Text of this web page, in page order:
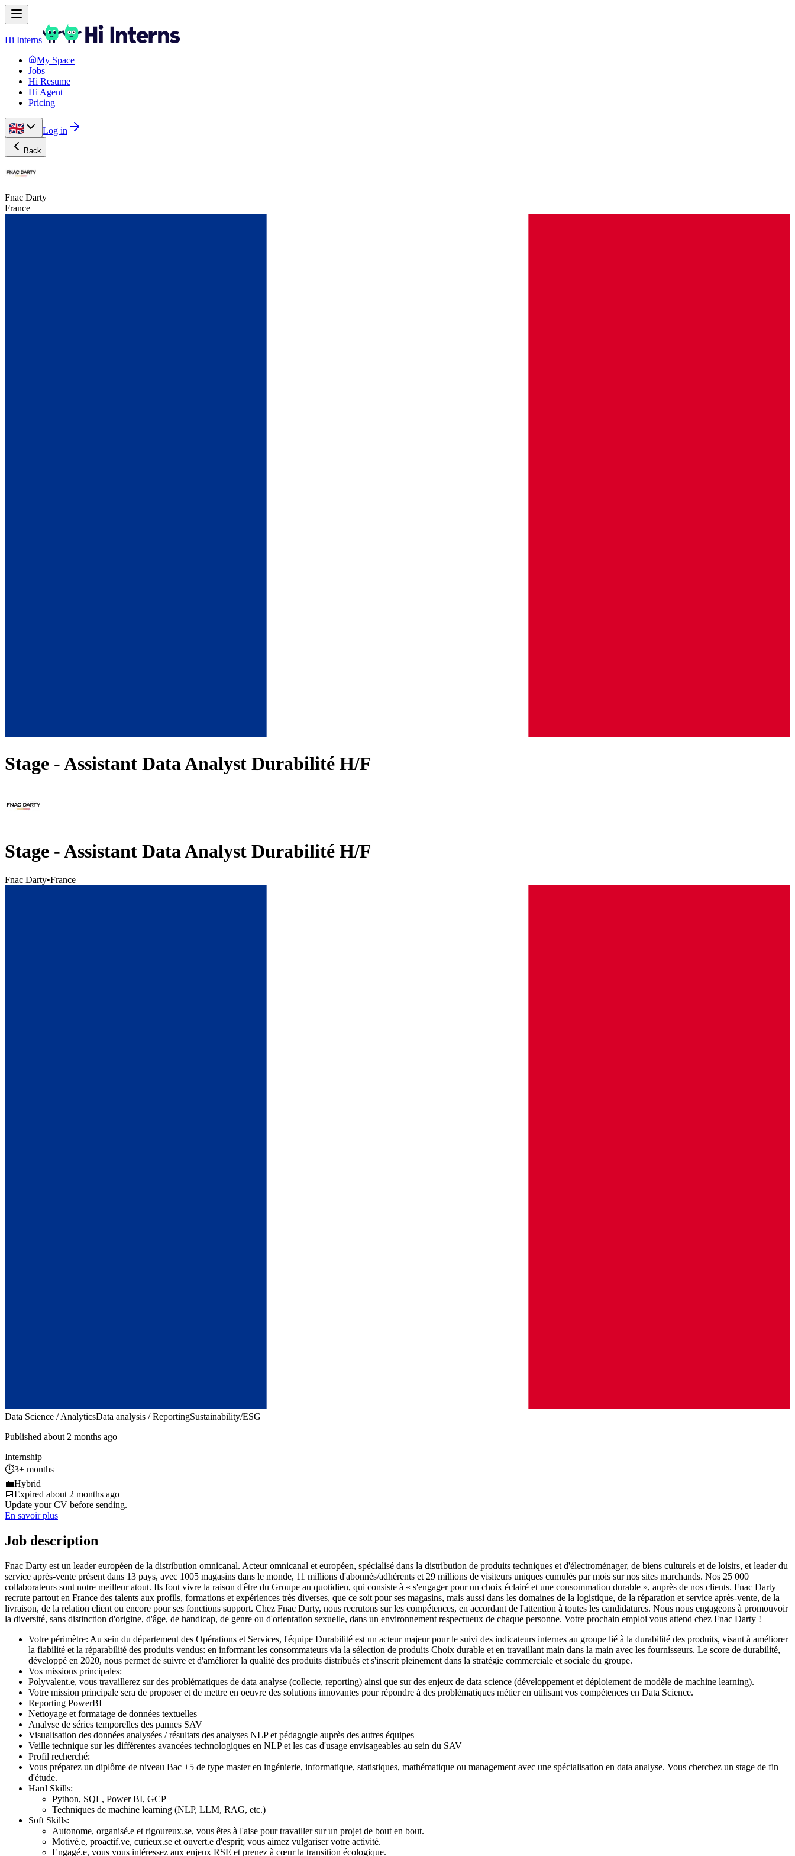
Hi Interns
My Space
Jobs
Hi Resume
Hi Agent
Pricing
Log in
Back
Fnac Darty
France
Stage - Assistant Data Analyst Durabilité H/F
Stage - Assistant Data Analyst Durabilité H/F
Fnac Darty•France
Data Science / AnalyticsData analysis / ReportingSustainability/ESG
Published about 2 months ago
Internship
⏱️3+ months
💼Hybrid
📅Expired about 2 months ago
Update your CV before sending.
En savoir plus
Job description
Fnac Darty est un leader européen de la distribution omnicanal. Acteur omnicanal et européen, spécialisé dans la distribution de produits techniques et d'électroménager, de biens culturels et de loisirs, et leader du
service après-vente présent dans 13 pays, avec 1005 magasins dans le monde, 11 millions d'abonnés/adhérents et 29 millions de visiteurs uniques cumulés par mois sur nos sites marchands. Nos 25 000
collaborateurs sont notre meilleur atout. Ils font vivre la raison d'être du Groupe au quotidien, qui consiste à « s'engager pour un choix éclairé et une consommation durable », auprès de nos clients. Fnac Darty
recrute partout en France des talents aux profils, formations et expériences très diverses, que ce soit pour ses magasins, mais aussi dans les domaines de la logistique, de la réparation et service après-vente, de la
livraison, de la relation client ou encore pour ses fonctions support. Chez Fnac Darty, nous recrutons sur les compétences, en accordant de l'attention à toutes les candidatures. Nous nous engageons à promouvoir
la diversité, sans distinction d'origine, d'âge, de handicap, de genre ou d'orientation sexuelle, dans un environnement respectueux de chaque personne. Votre prochain emploi vous attend chez Fnac Darty !
Votre périmètre: Au sein du département des Opérations et Services, l'équipe Durabilité est un acteur majeur pour le suivi des indicateurs internes au groupe lié à la durabilité des produits, visant à améliorer
la fiabilité et la réparabilité des produits vendus: en informant les consommateurs via la sélection de produits Choix durable et en travaillant main dans la main avec les fournisseurs. Le score de durabilité,
développé en 2020, nous permet de suivre et d'améliorer la qualité des produits distribués et s'inscrit pleinement dans la stratégie commerciale et sociale du groupe.
Vos missions principales:
Polyvalent.e, vous travaillerez sur des problématiques de data analyse (collecte, reporting) ainsi que sur des enjeux de data science (développement et déploiement de modèle de machine learning).
Votre mission principale sera de proposer et de mettre en oeuvre des solutions innovantes pour répondre à des problématiques métier en utilisant vos compétences en Data Science.
Reporting PowerBI
Nettoyage et formatage de données textuelles
Analyse de séries temporelles des pannes SAV
Visualisation des données analysées / résultats des analyses NLP et pédagogie auprès des autres équipes
Veille technique sur les différentes avancées technologiques en NLP et les cas d'usage envisageables au sein du SAV
Profil recherché:
Vous préparez un diplôme de niveau Bac +5 de type master en ingénierie, informatique, statistiques, mathématique ou management avec une spécialisation en data analyse. Vous cherchez un stage de fin
d'étude.
Hard Skills:
Python, SQL, Power BI, GCP
Techniques de machine learning (NLP, LLM, RAG, etc.)
Soft Skills:
Autonome, organisé.e et rigoureux.se, vous êtes à l'aise pour travailler sur un projet de bout en bout.
Motivé.e, proactif.ve, curieux.se et ouvert.e d'esprit; vous aimez vulgariser votre activité.
Engagé.e, vous vous intéressez aux enjeux RSE et prenez à cœur la transition écologique.